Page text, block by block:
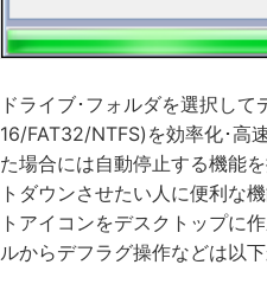
ドライブ･フォルダを選択し
16/FAT32/NTFS)を効率化･高
た場合には自動停止する機能
トダウンさせたい人に便利な
トアイコンをデスクトップに
ルからデフラグ操作などは以下